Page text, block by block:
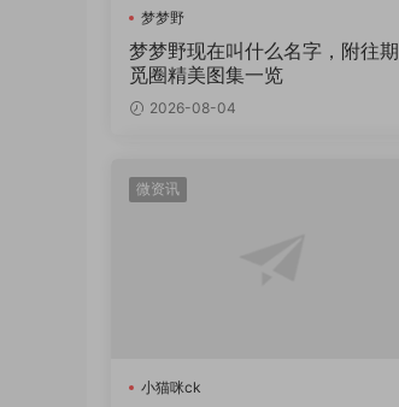
梦梦野
梦梦野现在叫什么名字，附往期
觅圈精美图集一览
2026-08-04
微资讯
小猫咪ck